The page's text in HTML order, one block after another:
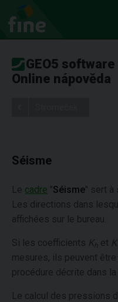
GEO5 software
Online nápověda
Séisme
Le cadre "Séisme" sert à
Les directions dans
affichées sur le bureau.
Si les coefficients Kh et K
mesures, ils peuvent
procédure décrite dans la
Le calcul des pressions